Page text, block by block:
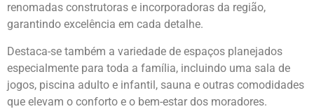
renomadas construtoras e incorporadoras da região,
garantindo excelência em cada detalhe.
Destaca-se também a variedade de espaços planejados
especialmente para toda a família, incluindo uma sala de
jogos, piscina adulto e infantil, sauna e outras comodidades
que elevam o conforto e o bem-estar dos moradores.